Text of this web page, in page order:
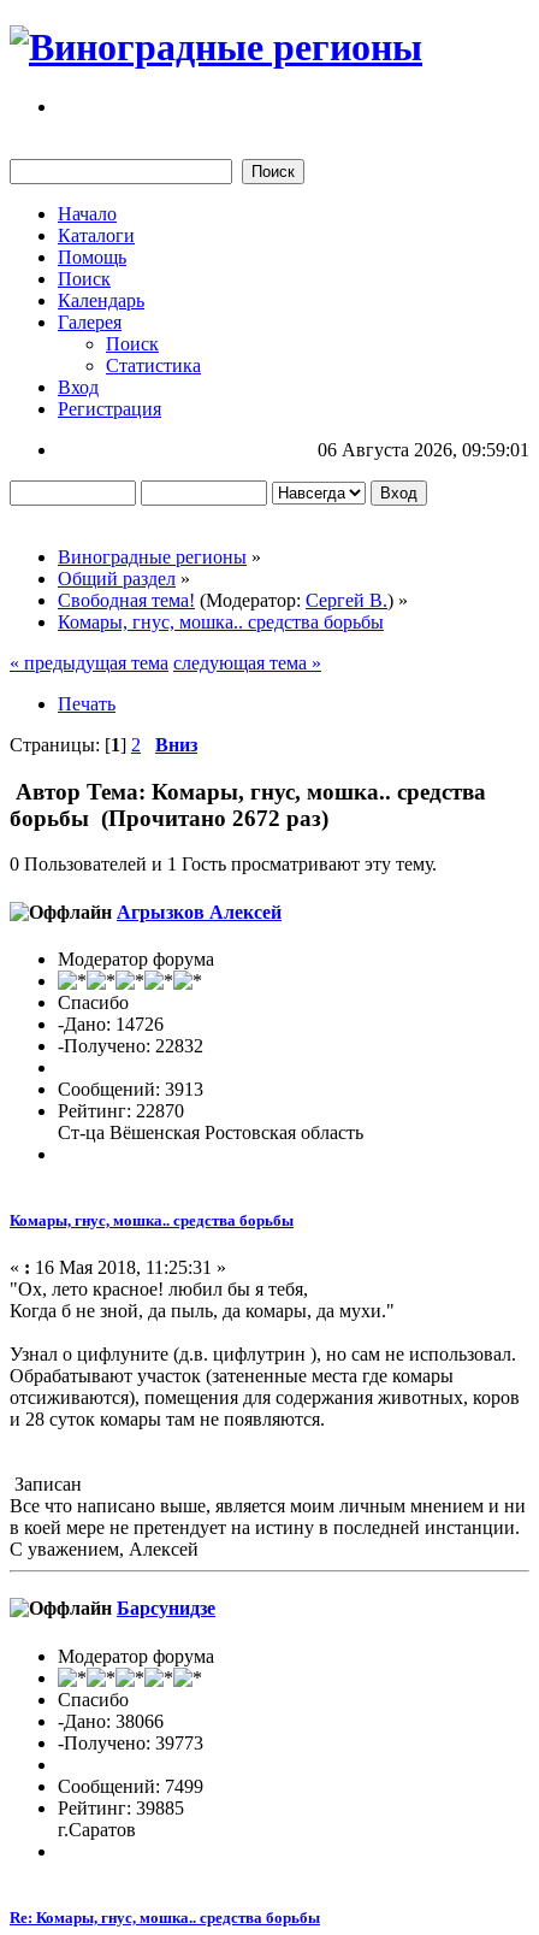
Начало
Каталоги
Помощь
Поиск
Календарь
Галерея
Поиск
Статистика
Вход
Регистрация
06 Августа 2026, 09:59:01
Виноградные регионы »
Общий раздел »
Свободная тема! (Модератор: Сергей В.) »
Комары, гнус, мошка.. средства борьбы
« предыдущая тема следующая тема »
Печать
Страницы: [1] 2 Вниз
Автор Тема: Комары, гнус, мошка.. средства
борьбы (Прочитано 2672 раз)
0 Пользователей и 1 Гость просматривают эту тему.
Агрызков Алексей
Модератор форума
Спасибо
-Дано: 14726
-Получено: 22832
Сообщений: 3913
Рейтинг: 22870
Ст-ца Вёшенская Ростовская область
Комары, гнус, мошка.. средства борьбы
« : 16 Мая 2018, 11:25:31 »
"Ох, лето красное! любил бы я тебя,
Когда б не зной, да пыль, да комары, да мухи."
Узнал о цифлуните (д.в. цифлутрин ), но сам не использовал.
Обрабатывают участок (затененные места где комары
отсиживаются), помещения для содержания животных, коров
и 28 суток комары там не появляются.
Записан
Все что написано выше, является моим личным мнением и ни
в коей мере не претендует на истину в последней инстанции.
С уважением, Алексей
Барсунидзе
Модератор форума
Спасибо
-Дано: 38066
-Получено: 39773
Сообщений: 7499
Рейтинг: 39885
г.Саратов
Re: Комары, гнус, мошка.. средства борьбы